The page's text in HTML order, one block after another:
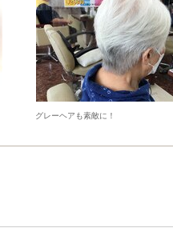
グレーヘアも素敵に！